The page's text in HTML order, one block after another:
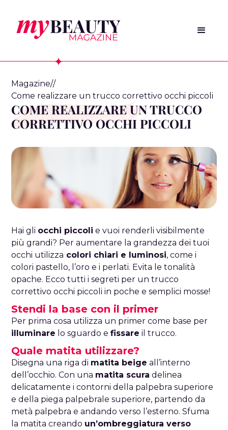
Magazine//
Come realizzare un trucco correttivo occhi piccoli
COME REALIZZARE UN TRUCCO
CORRETTIVO OCCHI PICCOLI
Hai gli occhi piccoli e vuoi renderli visibilmente
più grandi? Per aumentare la grandezza dei tuoi
occhi utilizza colori chiari e luminosi, come i
colori pastello, l’oro e i perlati. Evita le tonalità
opache. Ecco tutti i segreti per un trucco
correttivo occhi piccoli in poche e semplici mosse!
Stendi la base con il primer
Per prima cosa utilizza un primer come base per
illuminare lo sguardo efissare il trucco.
Quale matita utilizzare?
Disegna una riga di matita beige all’interno
dell’occhio. Con una matita scura delinea
delicatamente i contorni della palpebra superiore
e della piega palpebrale superiore, partendo da
metà palpebra e andando verso l’esterno. Sfuma
la matita creando un’ombreggiatura verso